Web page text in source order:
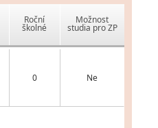
Roční
školné
Možnost
studia pro ZP
0 Ne